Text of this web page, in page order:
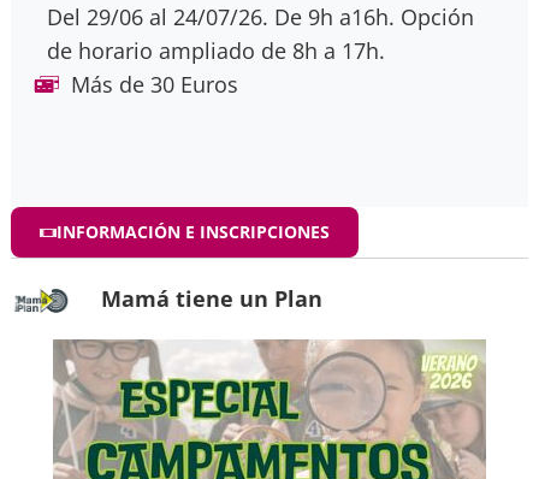
Del 29/06 al 24/07/26. De 9h a16h. Opción
de horario ampliado de 8h a 17h.
Más de 30 Euros
INFORMACIÓN E INSCRIPCIONES
Mamá tiene un Plan